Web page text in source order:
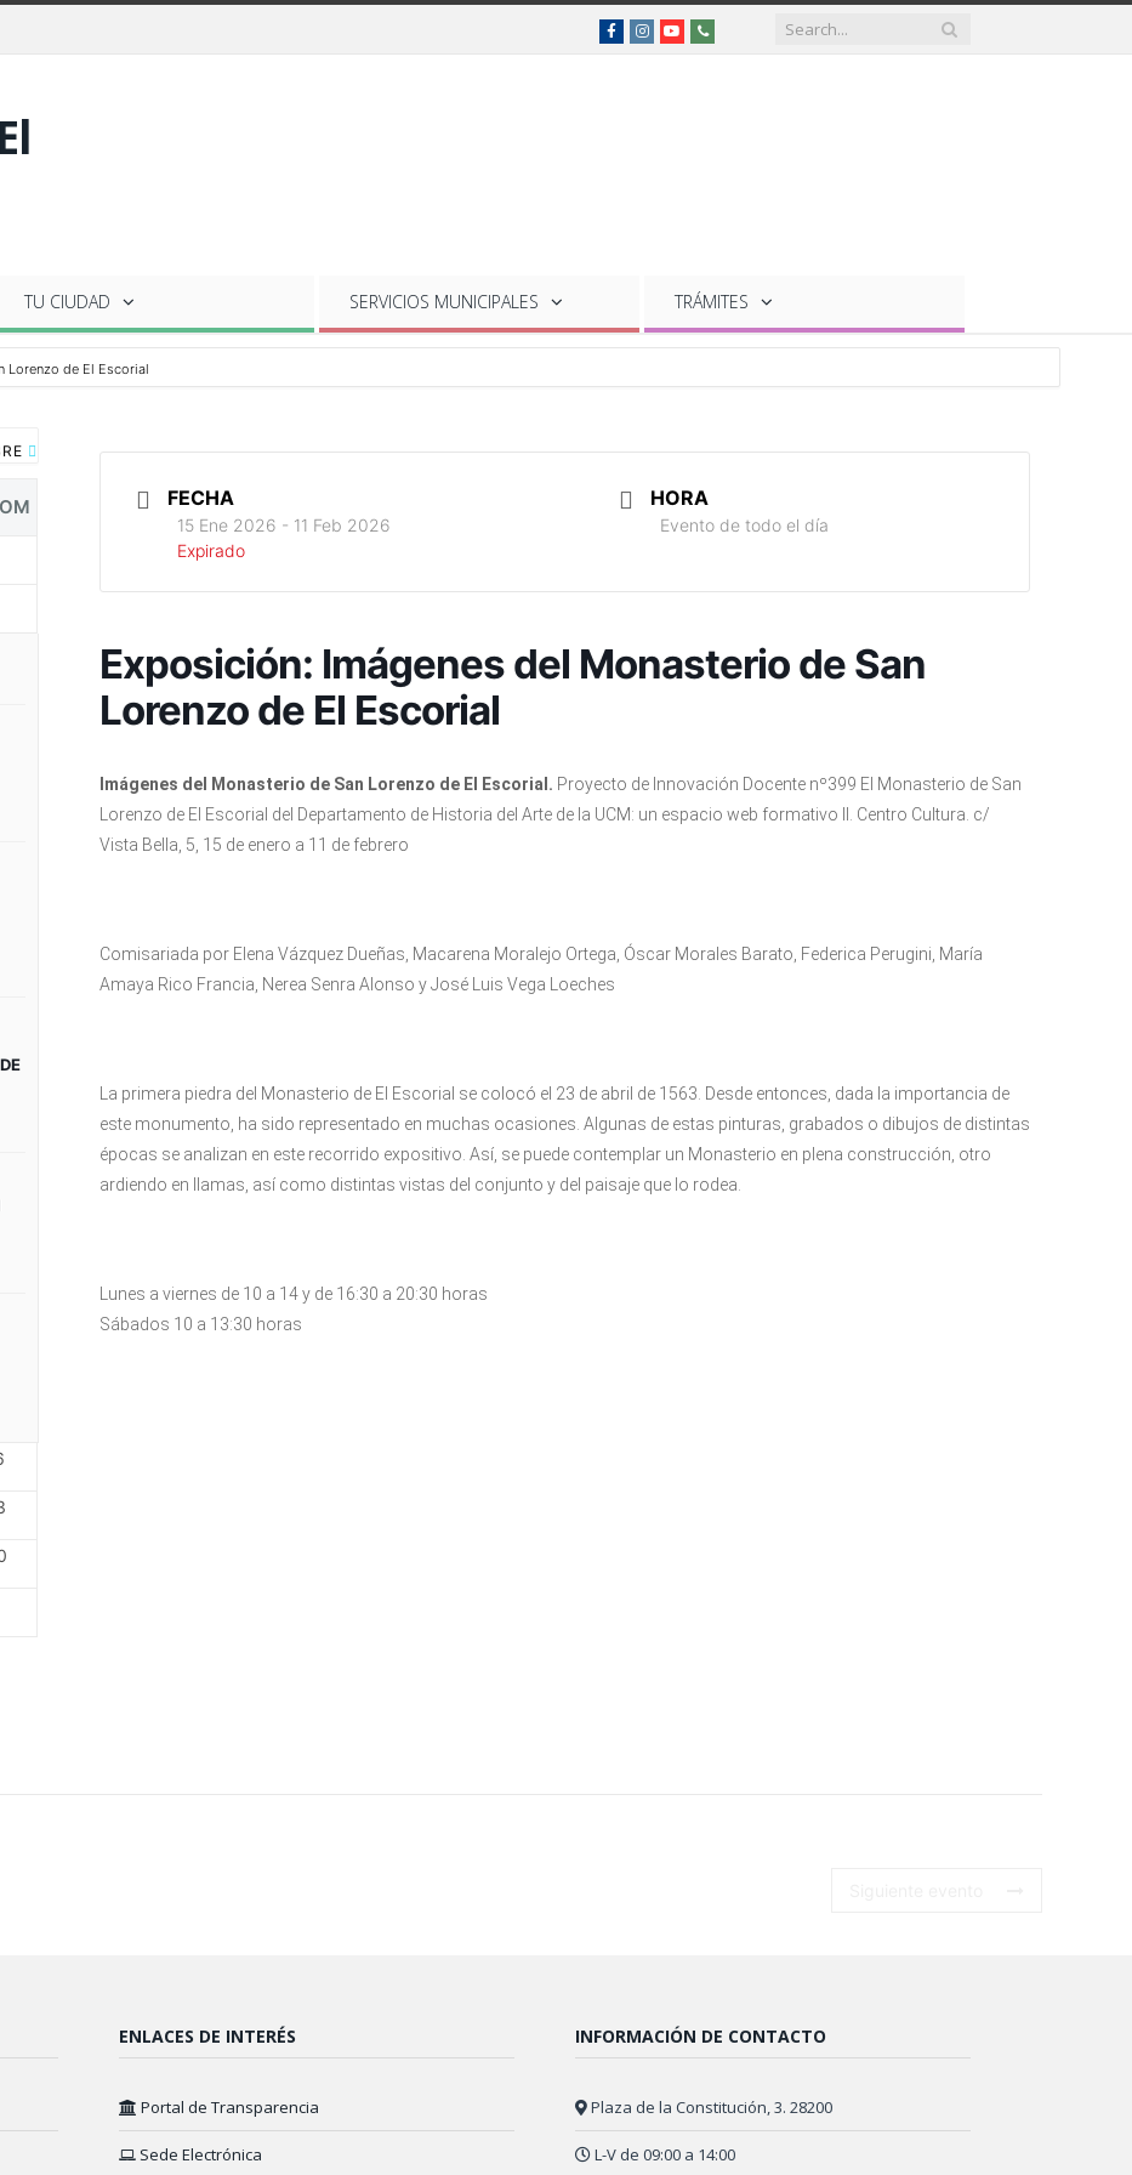
FacebookInstagramYouTubeTeléfonos
de
TU CIUDAD SERVICIOS MUNICIPALES TRÁMITES
Lorenzo de El Escorial
FECHA
15 Ene 2026 - 11 Feb 2026
Expirado
HORA
Evento de todo el día
Exposición: Imágenes del Monasterio de San
Lorenzo de El Escorial
Imágenes del Monasterio de San Lorenzo de El Escorial. Proyecto de Innovación Docente nº399 El Monasterio de San
Lorenzo de El Escorial del Departamento de Historia del Arte de la UCM: un espacio web formativo II. Centro Cultura. c/
Vista Bella, 5, 15 de enero a 11 de febrero
Comisariada por Elena Vázquez Dueñas, Macarena Moralejo Ortega, Óscar Morales Barato, Federica Perugini, María
Amaya Rico Francia, Nerea Senra Alonso y José Luis Vega Loeches
La primera piedra del Monasterio de El Escorial se colocó el 23 de abril de 1563. Desde entonces, dada la importancia de
este monumento, ha sido representado en muchas ocasiones. Algunas de estas pinturas, grabados o dibujos de distintas
épocas se analizan en este recorrido expositivo. Así, se puede contemplar un Monasterio en plena construcción, otro
ardiendo en llamas, así como distintas vistas del conjunto y del paisaje que lo rodea.
Lunes a viernes de 10 a 14 y de 16:30 a 20:30 horas
Sábados 10 a 13:30 horas
ENLACES DE INTERÉS
Portal de Transparencia
Sede Electrónica
INFORMACIÓN DE CONTACTO
Plaza de la Constitución, 3. 28200
L-V de 09:00 a 14:00